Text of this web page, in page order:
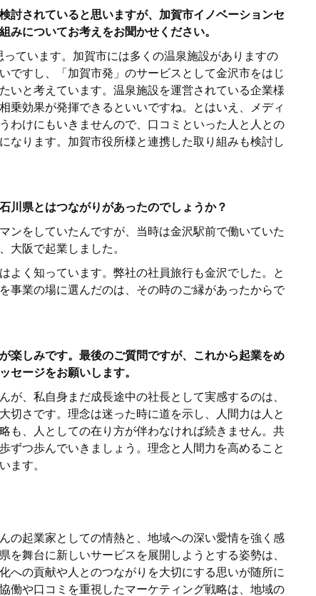
討されていると思いますが、加賀市イノベーションセ
みについてお考えをお聞かせください。
ています。加賀市には多くの温泉施設がありますの
ですし、「加賀市発」のサービスとして金沢市をはじ
いと考えています。温泉施設を運営されている企業様
乗効果が発揮できるといいですね。とはいえ、メディ
わけにもいきませんので、口コミといった人と人との
なります。加賀市役所様と連携した取り組みも検討し
川県とはつながりがあったのでしょうか？
ンをしていたんですが、当時は金沢駅前で働いていた
大阪で起業しました。
よく知っています。弊社の社員旅行も金沢でした。と
事業の場に選んだのは、その時のご縁があったからで
楽しみです。最後のご質問ですが、これから起業をめ
セージをお願いします。
が、私自身まだ成長途中の社長として実感するのは、
切さです。理念は迷った時に道を示し、人間力は人と
も、人としての在り方が伴わなければ続きません。共
ずつ歩んでいきましょう。理念と人間力を高めること
ます。
の起業家としての情熱と、地域への深い愛情を強く感
を舞台に新しいサービスを展開しようとする姿勢は、
への貢献や人とのつながりを大切にする思いが随所に
働や口コミを重視したマーケティング戦略は、地域の